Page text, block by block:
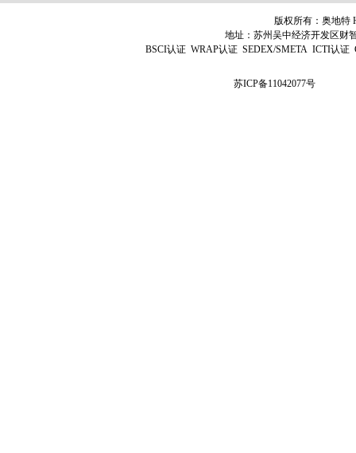
版权所有：奥地特
地址：苏州吴中经济开发区财
BSCI认证 WRAP认证 SEDEX/SMETA ICTI认证
苏ICP备11042077号